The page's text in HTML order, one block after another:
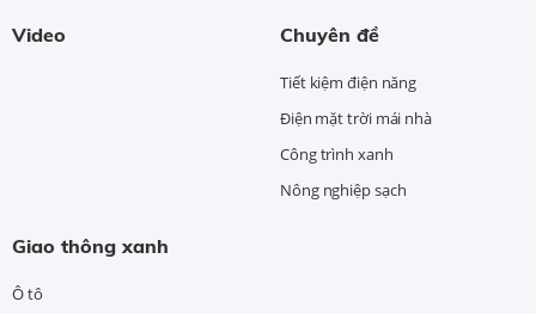
Video Chuyên đề
Tiết kiệm điện năng
Điện mặt trời mái nhà
Công trình xanh
Nông nghiệp sạch
Giao thông xanh
Ô tô